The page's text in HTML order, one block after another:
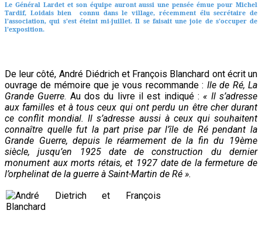
Le Général Lardet et son équipe auront aussi une pensée émue pour Michel
Tardif, Loidais bien connu dans le village, récemment élu secrétaire de
l’association, qui s’est éteint mi-juillet. Il se faisait une joie de s’occuper de
l’exposition.
De leur côté, André Diédrich et François Blanchard ont écrit un
ouvrage de mémoire que je vous recommande : Ile de Ré, La
Grande Guerre. Au dos du livre il est indiqué :« Il s’adresse
aux familles et à tous ceux qui ont perdu un être cher durant
ce conflit mondial. Il s’adresse aussi à ceux qui souhaitent
connaître quelle fut la part prise par l’île de Ré pendant la
Grande Guerre, depuis le réarmement de la fin du 19ème
siècle, jusqu’en 1925 date de construction du dernier
monument aux morts rétais, et 1927 date de la fermeture de
l’orphelinat de la guerre à Saint-Martin de Ré ».